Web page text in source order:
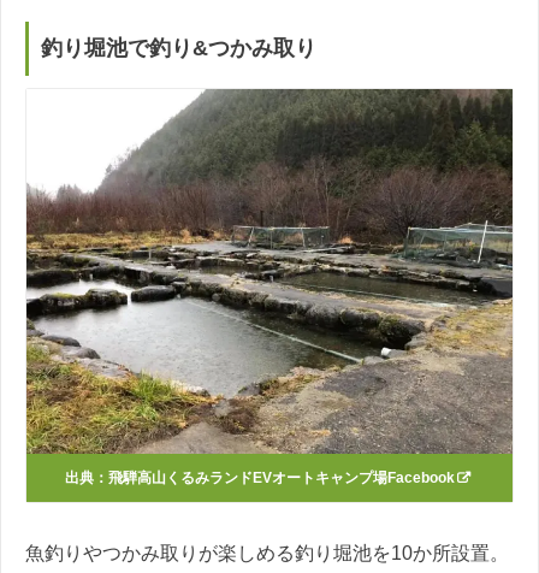
釣り堀池で釣り&つかみ取り
出典： 飛騨高山くるみランドEVオートキャンプ場Facebook
魚釣りやつかみ取りが楽しめる釣り堀池を10か所設置。